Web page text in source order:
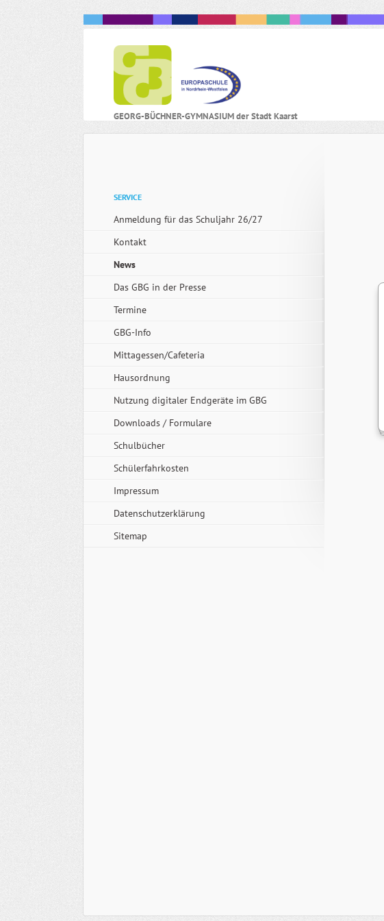
GEORG-BÜCHNER-GYMNASIUM der Stadt KaarstNavigation
Navigation
SERVICE
Anmeldung für das Schuljahr 26/27
Kontakt
News
Das GBG in der Presse
Termine
GBG-Info
Mittagessen/Cafeteria
Hausordnung
Nutzung digitaler Endgeräte im GBG
Downloads / Formulare
Schulbücher
Schülerfahrkosten
Impressum
Datenschutzerklärung
Sitemap